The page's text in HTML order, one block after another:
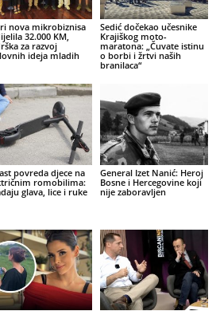
nova mikrobiznisa
32.000 KM,
za razvoj
ideja mladih
Sedić dočekao učesnike
Krajiškog moto-
maratona: „Čuvate istinu
o borbi i žrtvi naših
branilaca“
povreda djece na
romobilima:
glava, lice i ruke
General Izet Nanić: Heroj
Bosne i Hercegovine koji
nije zaboravljen